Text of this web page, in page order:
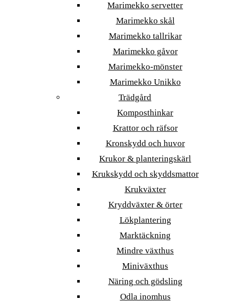
Marimekko servetter
Marimekko skål
Marimekko tallrikar
Marimekko gåvor
Marimekko-mönster
Marimekko Unikko
Trädgård
Komposthinkar
Krattor och räfsor
Kronskydd och huvor
Krukor & planteringskärl
Krukskydd och skyddsmattor
Krukväxter
Kryddväxter & örter
Lökplantering
Marktäckning
Mindre växthus
Miniväxthus
Näring och gödsling
Odla inomhus